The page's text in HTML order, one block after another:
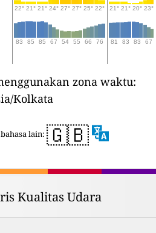
22° 21° 21° 24° 27° 27° 25° 22° 21° 21° 20° 23°
83 85 85 67 54 55 66 76 81 83 83 67
zona waktu:
Kolkata
lain: 🇬🇧
Kualitas Udara